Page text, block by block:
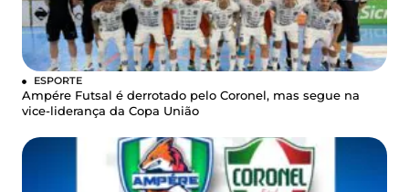
ESPORTE
Ampére Futsal é derrotado pelo Coronel, mas segue na
vice-liderança da Copa União